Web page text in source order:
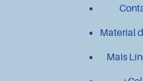
Material
Mais